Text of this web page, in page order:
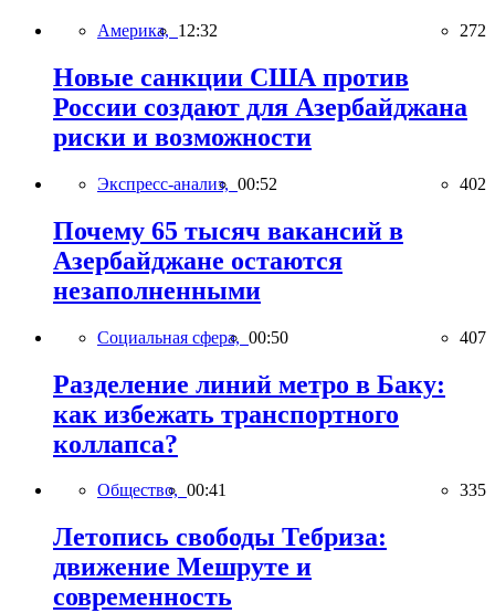
Америка, 12:32 272
Новые санкции США против
России создают для Азербайджана
риски и возможности
Экспресс-анализ, 00:52 402
Почему 65 тысяч вакансий в
Азербайджане остаются
незаполненными
Социальная сфера, 00:50 407
Разделение линий метро в Баку:
как избежать транспортного
коллапса?
Общество, 00:41 335
Летопись свободы Тебриза:
движение Мешруте и
современность